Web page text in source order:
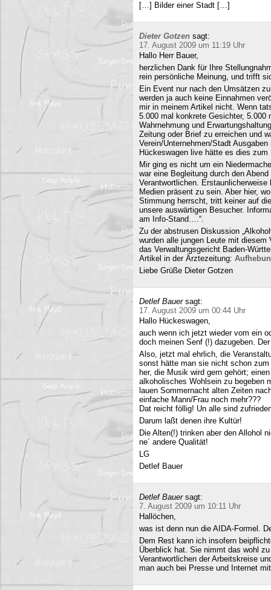
[…] Bilder einer Stadt […]
Dieter Gotzen sagt:
17. August 2009 um 11:19 Uhr
Hallo Herr Bauer,
herzlichen Dank für Ihre
rein persönliche Meinung, und trifft
Ein Event nur nach den Umsätzen
werden ja auch keine Einnahmen
mir in meinem Artikel nicht. Wenn
5.000 mal konkrete Gesichter, 5.000
Wahrnehmung und
Zeitung oder Brief zu erreichen und
Verein/Unternehmen/Stadt
Hückeswagen live hätte es dies zum
Mir ging es nicht um ein
war eine Begleitung durch den
Verantwortlichen.
Medien präsent zu sein. Aber hier,
Stimmung herrscht, tritt keiner auf
unsere auswärtigen Besucher.
am Info-Stand….“.
Zu der abstrusen Diskussion
wurden alle jungen Leute mit
das Verwaltungsgericht Baden-
Artikel in der Ärztezeitung:
Liebe Grüße Dieter Gotzen
Detlef Bauer sagt:
17. August 2009 um 00:44 Uhr
Hallo Hückeswagen,
auch wenn ich jetzt wieder vom ein
doch meinen Senf (!) dazugeben.
Also, jetzt mal ehrlich, die
sonst hätte man sie nicht schon
her, die Musik wird gern gehört;
alkoholisches Wohlsein zu begeben
lauen Sommernacht alten Zeiten
einfache Mann/Frau noch mehr???
Dat reicht föllig! Un alle sind
Darum laßt denen ihre Kultür!
Die Alten(!) trinken aber den Allohol
ne´ andere Qualität!
LG
Detlef Bauer
Detlef Bauer sagt:
7. August 2009 um 10:11 Uhr
Hallöchen,
was ist denn nun die AIDA-Formel.
Dem Rest kann ich insofern
Überblick hat. Sie nimmt das wohl
Verantwortlichen der Arbeitskreise
man auch bei Presse und Internet